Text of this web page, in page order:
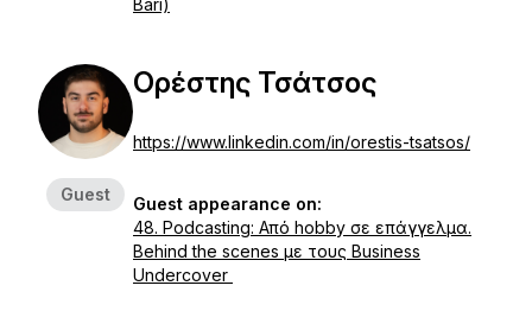
Bari)
Guest
Ορέστης Τσάτσος
https://www.linkedin.com/in/orestis-tsatsos/
Guest appearance on:
48. Podcasting: Από hobby σε επάγγελμα.
Behind the scenes με τους Business
Undercover